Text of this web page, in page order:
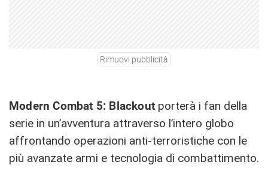
Rimuovi pubblicità
Modern Combat 5: Blackout porterà i fan della
serie in un’avventura attraverso l’intero globo
affrontando operazioni anti-terroristiche con le
più avanzate armi e tecnologia di combattimento.